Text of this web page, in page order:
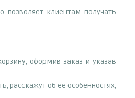
клиентам получать
оформив заказ и указав
расскажут об ее особенностях,